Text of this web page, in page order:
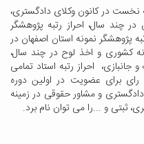
نخست در کانون وکلای دادگستری،
در چند سال، احراز رتبه پژوهشگر
پژوهشگر نمونه استان اصفهان در
کشوری و اخذ لوح در چند سال،
احراز رتبه استاد تمامی
احراز بالاترین رای برای عضویت در اولین دوره
و مشاور حقوقی در زمینه
ثبتی و ...را می توان نام برد.